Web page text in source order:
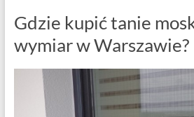
Gdzie kupić tanie
wymiar w Warszawie?